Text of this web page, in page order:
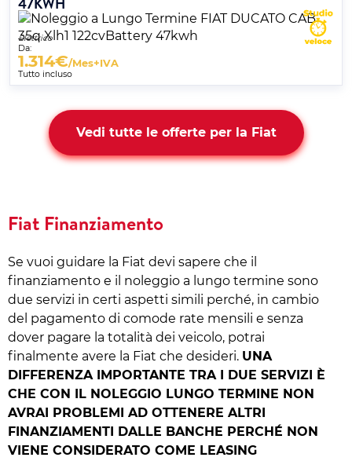
Elettrico
Da:
1.314€/Mes+IVA
Tutto incluso
Vedi tutte le offerte per la Fiat
Fiat Finanziamento
Se vuoi guidare la Fiat devi sapere che il
finanziamento e il noleggio a lungo termine sono
due servizi in certi aspetti simili perché, in cambio
del pagamento di comode rate mensili e senza
dover pagare la totalità dei veicolo, potrai
finalmente avere la Fiat che desideri. UNA
DIFFERENZA IMPORTANTE TRA I DUE SERVIZI È
CHE CON IL NOLEGGIO LUNGO TERMINE NON
AVRAI PROBLEMI AD OTTENERE ALTRI
FINANZIAMENTI DALLE BANCHE PERCHÉ NON
VIENE CONSIDERATO COME LEASING